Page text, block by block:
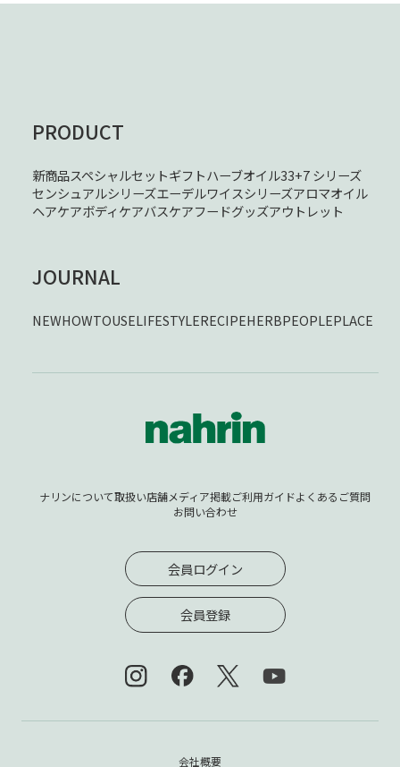
PRODUCT
新商品スペシャルセットギフトハーブオイル33+7 シリーズ
センシュアルシリーズエーデルワイスシリーズアロマオイル
ヘアケアボディケアバスケアフードグッズアウトレット
JOURNAL
NEWHOWTOUSELIFESTYLERECIPEHERBPEOPLEPLACE
ナリンについて取扱い店舗メディア掲載ご利用ガイドよくあるご質問
お問い合わせ
会員ログイン
会員登録
会社概要